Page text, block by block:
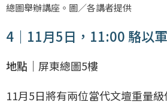
總圖舉辦講座。圖／各講者提供
4｜11月5日，11:00 駱以軍
地點｜ 屏東總圖5樓
11月5日將有兩位當代文壇重量